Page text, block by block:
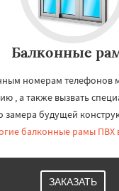
Балконные
номерам телефонов
, а также вызвать
замера будущей
балконные рамы ПВХ
ЗАКАЗАТЬ